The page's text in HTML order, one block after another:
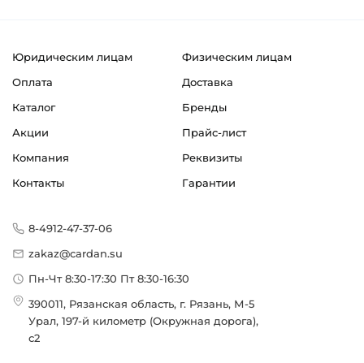
Юридическим лицам
Физическим лицам
Оплата
Доставка
Каталог
Бренды
Акции
Прайс-лист
Компания
Реквизиты
Контакты
Гарантии
8-4912-47-37-06
zakaz@cardan.su
Пн-Чт 8:30-17:30 Пт 8:30-16:30
390011, Рязанская область, г. Рязань, М-5
Урал, 197-й километр (Окружная дорога),
с2